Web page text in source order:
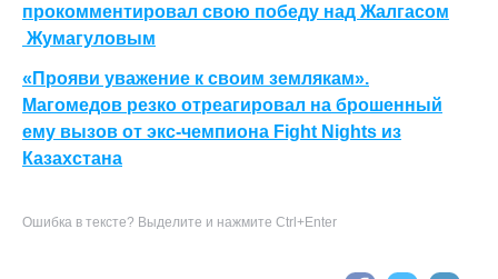
прокомментировал свою победу над Жалгасом
Жумагуловым
«Прояви уважение к своим землякам».
Магомедов резко отреагировал на брошенный
ему вызов от экс-чемпиона Fight Nights из
Казахстана
Ошибка в тексте? Выделите и нажмите Ctrl+Enter